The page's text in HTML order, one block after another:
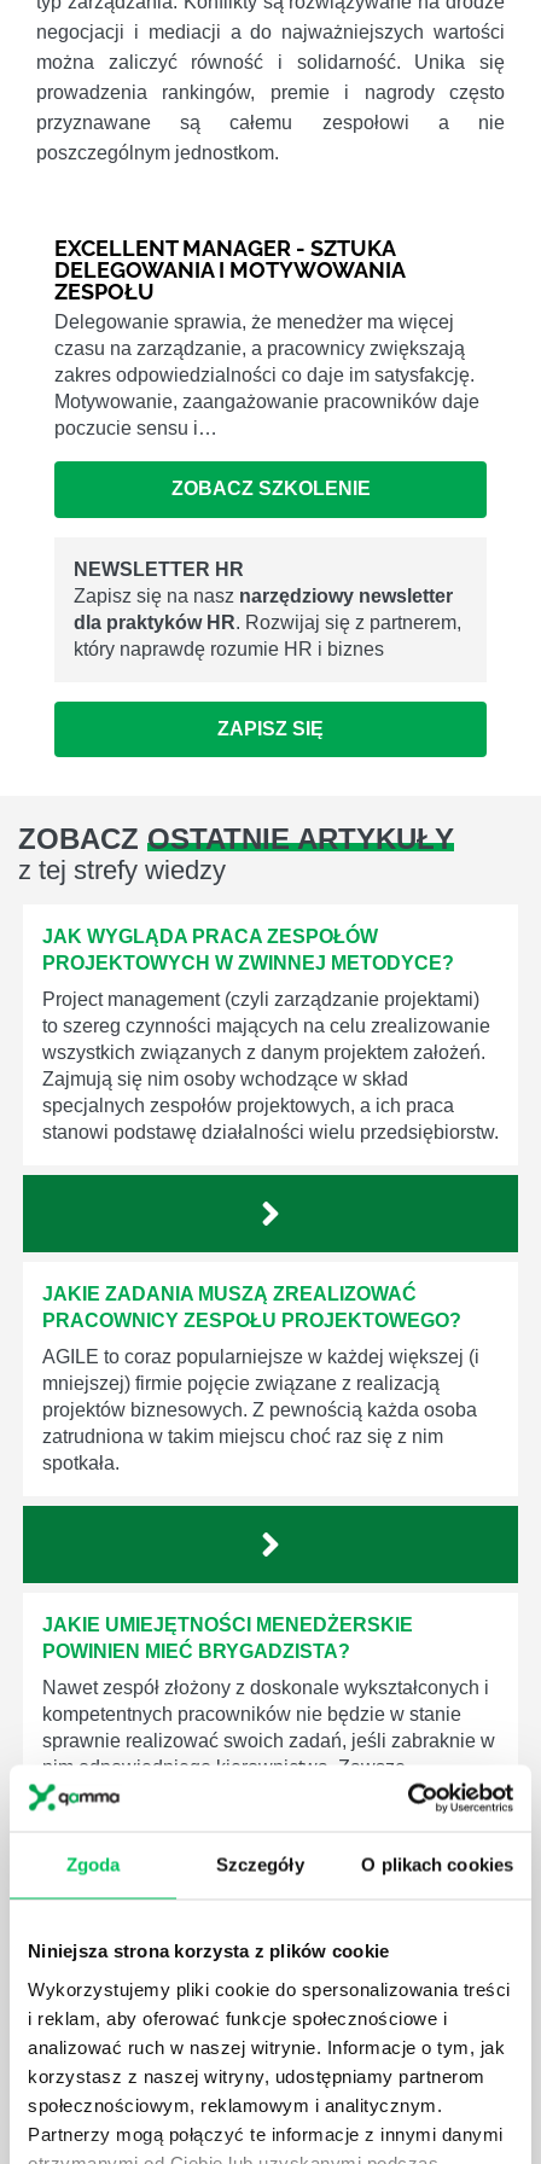
Zgoda Szczegóły O plikach cookies
Niniejsza strona korzysta z plików cookie
Wykorzystujemy pliki cookie do spersonalizowania treści
i reklam, aby oferować funkcje społecznościowe i
analizować ruch w naszej witrynie. Informacje o tym, jak
korzystasz z naszej witryny, udostępniamy partnerom
społecznościowym, reklamowym i analitycznym.
Partnerzy mogą połączyć te informacje z innymi danymi
negocjacji i mediacji a do najważniejszych wartości
można zaliczyć równość i solidarność. Unika się
prowadzenia rankingów, premie i nagrody często
przyznawane są całemu zespołowi a nie
poszczególnym jednostkom.
EXCELLENT MANAGER - SZTUKA
DELEGOWANIA I MOTYWOWANIA
ZESPOŁU
Delegowanie sprawia, że menedżer ma więcej
czasu na zarządzanie, a pracownicy zwiększają
zakres odpowiedzialności co daje im satysfakcję.
Motywowanie, zaangażowanie pracowników daje
poczucie sensu i…
ZOBACZ SZKOLENIE
NEWSLETTER HR
Zapisz się na nasz narzędziowy newsletter
dla praktyków HR. Rozwijaj się z partnerem,
który naprawdę rozumie HR i biznes
ZAPISZ SIĘ
ZOBACZ OSTATNIE ARTYKUŁY
z tej strefy wiedzy
JAK WYGLĄDA PRACA ZESPOŁÓW
PROJEKTOWYCH W ZWINNEJ METODYCE?
Project management (czyli zarządzanie projektami)
to szereg czynności mających na celu zrealizowanie
wszystkich związanych z danym projektem założeń.
Zajmują się nim osoby wchodzące w skład
specjalnych zespołów projektowych, a ich praca
stanowi podstawę działalności wielu przedsiębiorstw.
JAKIE ZADANIA MUSZĄ ZREALIZOWAĆ
PRACOWNICY ZESPOŁU PROJEKTOWEGO?
AGILE to coraz popularniejsze w każdej większej (i
mniejszej) firmie pojęcie związane z realizacją
projektów biznesowych. Z pewnością każda osoba
zatrudniona w takim miejscu choć raz się z nim
spotkała.
JAKIE UMIEJĘTNOŚCI MENEDŻERSKIE
POWINIEN MIEĆ BRYGADZISTA?
Nawet zespół złożony z doskonale wykształconych i
kompetentnych pracowników nie będzie w stanie
sprawnie realizować swoich zadań, jeśli zabraknie w
nim odpowiedniego kierownictwa. Zawsze
niezbędna jest osoba nadzorująca wszystkie
JAK BRYGADZISTA MOŻE ROZWINĄĆ SWOJE
KOMPETENCJE MENEDŻERSKIE?
Menedżer to niezwykle ważne stanowisko w każdej
firmie. Osoba je pełniąca jest w pełni odpowiedzialna
za realizację działań podległych mu osób oraz
działu.